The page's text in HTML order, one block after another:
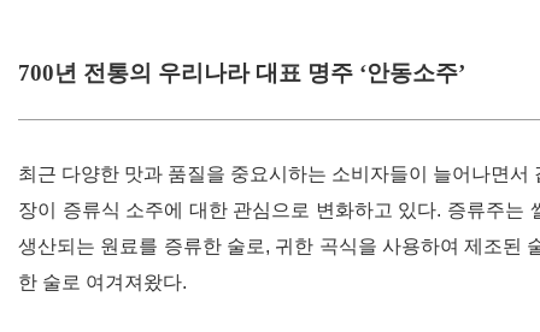
700년 전통의 우리나라 대표 명주 ‘안동소주’
최근 다양한 맛과 품질을 중요시하는 소비자들이 늘어나면
장이 증류식 소주에 대한 관심으로 변화하고 있다. 증류주는
생산되는 원료를 증류한 술로, 귀한 곡식을 사용하여 제조된
한 술로 여겨져왔다.